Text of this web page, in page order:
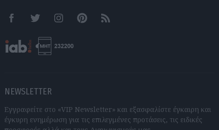
FacebookTwitter InstagramPinterestRSS feeds
NEWSLETTER
Εγγραφείτε στο «VIP Newsletter» και εξασφαλίστε έγκαιρη και
έγκυρη ενημέρωση για τις επιλεγμένες προτάσεις, τις ειδικές